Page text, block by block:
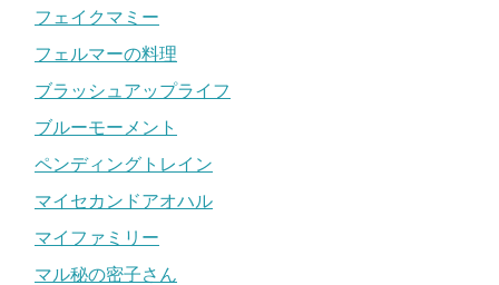
フェイクマミー
フェルマーの料理
ブラッシュアップライフ
ブルーモーメント
ペンディングトレイン
マイセカンドアオハル
マイファミリー
マル秘の密子さん